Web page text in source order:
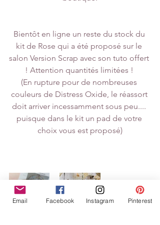
Bientôt en ligne un reste du stock du
kit de Rose qui a été proposé sur le
salon Version Scrap avec son tuto offert
! Attention quantités limitées !
(En rupture pour de nombreuses
couleurs de Distress Oxide, le réassort
doit arriver incessamment sous peu....
puisque dans le kit un pad de votre
choix vous est proposé)
Email Facebook Instagram Pinterest